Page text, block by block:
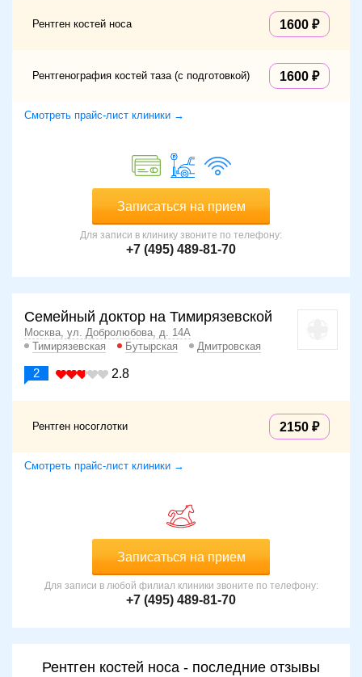
Рентген костей носа 1600
Рентгенография костей таза (с подготовкой) 1600
Смотреть прайс-лист клиники →
Записаться на прием
Для записи в клинику звоните по телефону:
+7 (495) 489-81-70
Семейный доктор на Тимирязевской
Москва, ул. Добролюбова, д. 14А
Тимирязевская
Бутырская Дмитровская
2 2.8
Рентген носоглотки 2150
Смотреть прайс-лист клиники →
Записаться на прием
Для записи в любой филиал клиники звоните по телефону:
+7 (495) 489-81-70
Рентген костей носа - последние отзывы